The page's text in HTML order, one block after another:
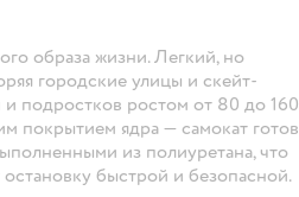
образа жизни. Легкий, но
городские улицы и скейт-
и подростков ростом от 80 до 160
покрытием ядра — самокат готов
из полиуретана, что
быстрой и безопасной.